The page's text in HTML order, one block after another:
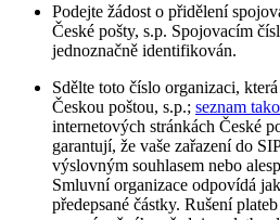
Podejte žádost o přidělení
České pošty, s.p. Spojovacím
jednoznačně identifikován.
Sdělte toto číslo organizaci,
Českou poštou, s.p.; seznam
internetových stránkách České
garantují, že vaše zařazení do
výslovným souhlasem nebo
Smluvní organizace odpovídá
předepsané částky. Rušení